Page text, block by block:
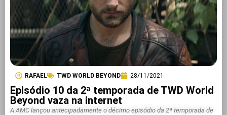
RAFAEL TWD WORLD BEYOND 28/11/2021
Episódio 10 da 2ª temporada de TWD World
Beyond vaza na internet
A AMC lançou antecipadamente o décimo episódio da 2ª temporada de